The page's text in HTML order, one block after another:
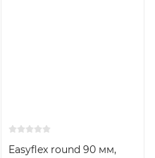
Easyflex round 90 мм,